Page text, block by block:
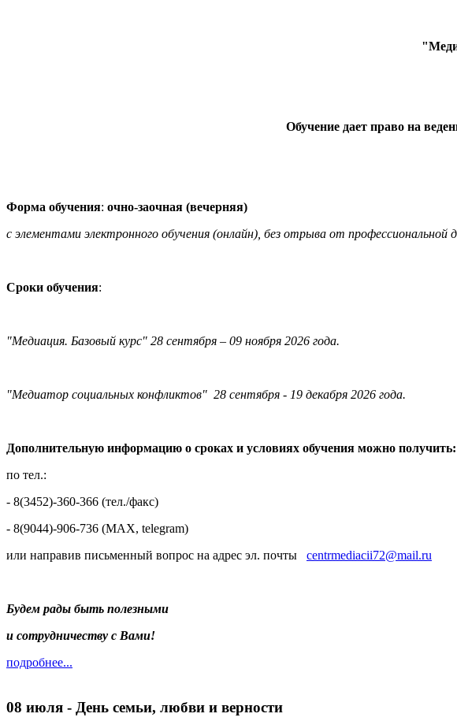
Обучение дает право на
Форма обучения: очно-заочная (вечерняя)
с элементами электронного обучения (онлайн), без отрыва от профессиональной
Сроки обучения:
"Медиация. Базовый курс" 28 сентября – 09 ноября 2026 года.
"Медиатор социальных конфликтов" 28 сентября - 19 декабря 2026 года.
Дополнительную информацию о сроках и условиях обучения можно получить:
по тел.:
- 8(3452)-360-366 (тел./факс)
- 8(9044)-906-736 (МAX, telegram)
или направив письменный вопрос на адрес эл. почты centrmediacii72@mail.ru
Будем рады быть полезными
и сотрудничеству с Вами!
подробнее...
08 июля - День семьи, любви и верности